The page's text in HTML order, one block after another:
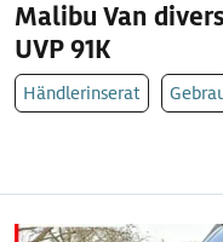
Malibu Van
UVP 91K
Händlerinserat